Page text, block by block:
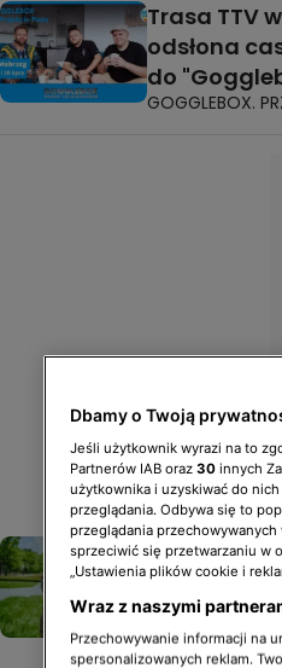
Trasa TTV
odsłona
do
GOGGLEBOX.
"Nasi w
na antenę
kiedy
NASI W
Dbamy o Twoją
Jeśli użytkownik wyrazi na to
Partnerów IAB oraz 30 innych
użytkownika i uzyskiwać do
przeglądania. Odbywa się to
przeglądania
sprzeciwić się przetwarzaniu w
„Ustawienia plików cookie i
Wraz z naszymi
Przechowywanie informacji na
spersonalizowanych reklam.